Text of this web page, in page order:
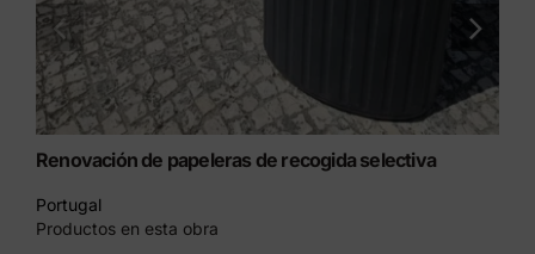
Renovación de papeleras de recogida selectiva
Portugal
Productos en esta obra